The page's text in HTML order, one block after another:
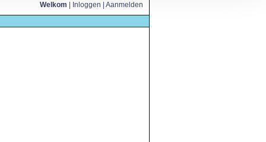
Welkom
Inloggen Aanmelden